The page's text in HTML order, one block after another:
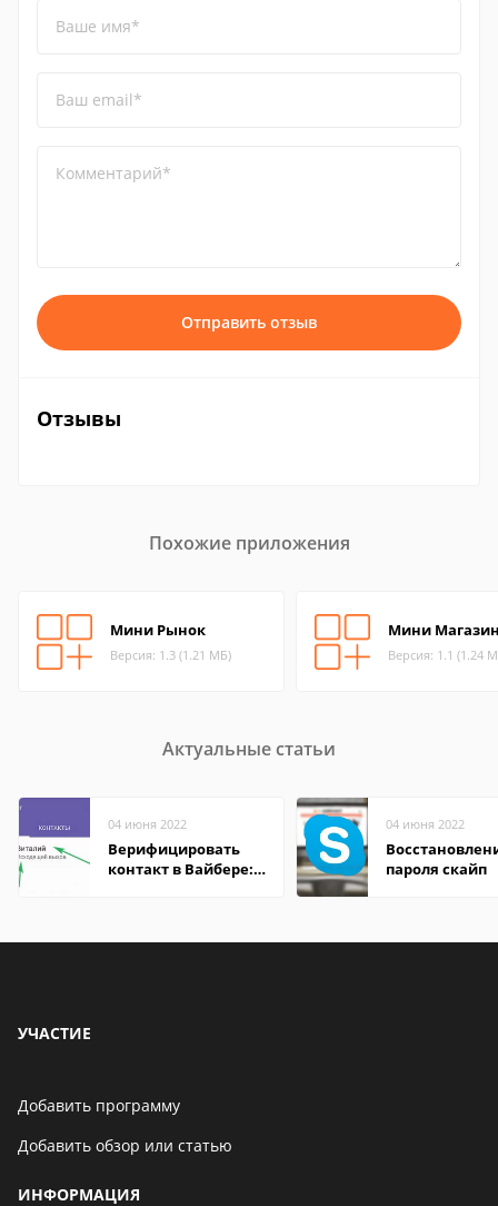
Ваше имя*
Ваш email*
Комментарий*
Отправить отзыв
Отзывы
Похожие приложения
Мини Рынок
Версия: 1.3 (1.21 МБ)
Мини
Версия: 1.1 (1.24
Актуальные статьи
04 июня 2022
Верифицировать
контакт в Вайбере:
04 июня 2022
пароля скайп
УЧАСТИЕ
Добавить программу
Добавить обзор или статью
ИНФОРМАЦИЯ